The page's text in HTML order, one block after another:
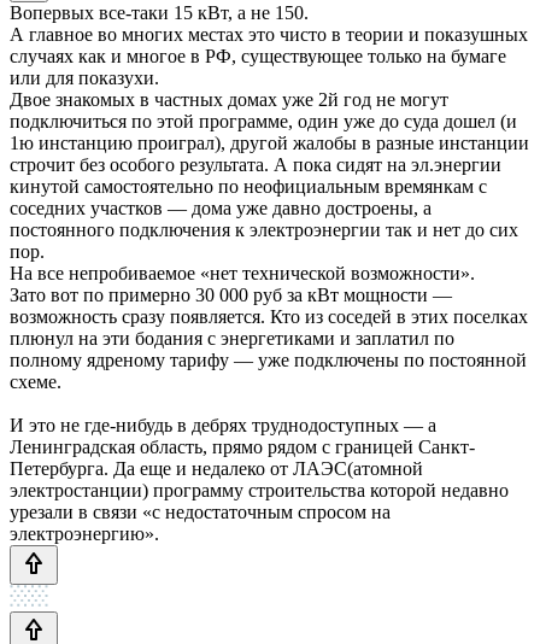
Вопервых все-таки 15 кВт, а не 150.
А главное во многих местах это чисто в теории и показушных
случаях как и многое в РФ, существующее только на бумаге
или для показухи.
Двое знакомых в частных домах уже 2й год не могут
подключиться по этой программе, один уже до суда дошел (и
1ю инстанцию проиграл), другой жалобы в разные инстанции
строчит без особого результата. А пока сидят на эл.энергии
кинутой самостоятельно по неофициальным времянкам с
соседних участков — дома уже давно достроены, а
постоянного подключения к электроэнергии так и нет до сих
пор.
На все непробиваемое «нет технической возможности».
Зато вот по примерно 30 000 руб за кВт мощности —
возможность сразу появляется. Кто из соседей в этих поселках
плюнул на эти бодания с энергетиками и заплатил по
полному ядреному тарифу — уже подключены по постоянной
схеме.
И это не где-нибудь в дебрях труднодоступных — а
Ленинградская область, прямо рядом с границей Санкт-
Петербурга. Да еще и недалеко от ЛАЭС(атомной
электростанции) программу строительства которой недавно
урезали в связи «с недостаточным спросом на
электроэнергию».